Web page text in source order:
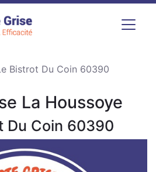
Bistrot Du Coin 60390
La Houssoye
Du Coin 60390